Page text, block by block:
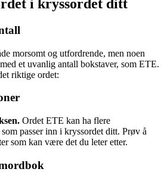
i kryssordet ditt
morsomt og utfordrende, men noen
et uvanlig antall bokstaver, som ETE.
riktige ordet:
Ordet ETE kan ha flere
passer inn i kryssordet ditt. Prøv å
som kan være det du leter etter.